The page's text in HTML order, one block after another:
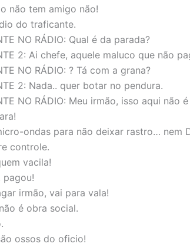
não tem amigo não!
do traficante.
NO RÁDIO: Qual é da parada?
2: Ai chefe, aquele maluco que não
NO RÁDIO: ? Tá com a grana?
2: Nada.. quer botar no pendura.
NO RÁDIO: Meu irmão, isso aqui não
ondas para não deixar rastro… nem
controle.
vacila!
pagou!
irmão, vai para vala!
é obra social.
ossos do oficio!